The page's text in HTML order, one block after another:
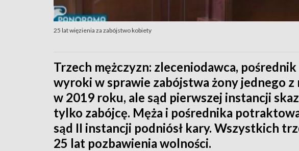
25 lat więzienia za zabójstwo kobiety
Trzech mężczyzn: zleceniodawca, pośrednik
wyroki w sprawie zabójstwa żony jednego z
w 2019 roku, ale sąd pierwszej instancji
tylko zabójcę. Męża i pośrednika
sąd II instancji podniósł kary. Wszystkich
25 lat pozbawienia wolności.